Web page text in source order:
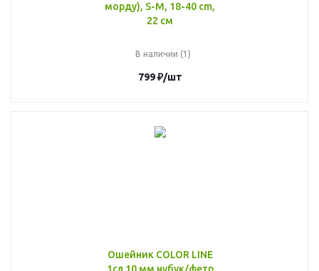
морду), S-M, 18-40 cm,
22 см
В наличии (1)
799₽/шт
Ошейник COLOR LINE